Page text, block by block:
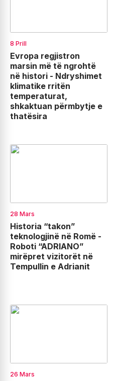
8 Prill
Evropa regjistron
marsin më të ngrohtë
në histori - Ndryshimet
klimatike rritën
temperaturat,
shkaktuan përmbytje e
thatësira
28 Mars
Historia “takon”
teknologjinë në Romë -
Roboti “ADRIANO”
mirëpret vizitorët në
Tempullin e Adrianit
26 Mars